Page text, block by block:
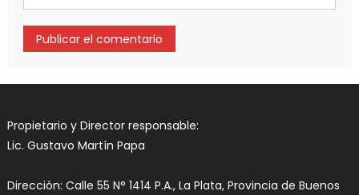
Propietario y Director responsable:
Lic. Gustavo Martín Papa
Dirección: Calle 55 N° 1414 P.A., La Plata, Provincia de Buenos